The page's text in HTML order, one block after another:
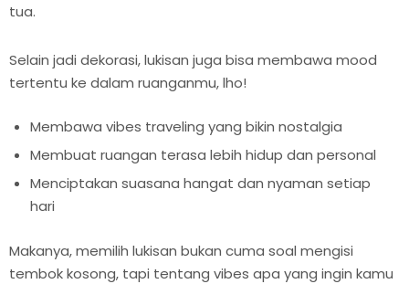
tua.
Selain jadi dekorasi, lukisan juga bisa membawa mood
tertentu ke dalam ruanganmu, lho!
Membawa vibes traveling yang bikin nostalgia
Membuat ruangan terasa lebih hidup dan personal
Menciptakan suasana hangat dan nyaman setiap
hari
Makanya, memilih lukisan bukan cuma soal mengisi
tembok kosong, tapi tentang vibes apa yang ingin kamu